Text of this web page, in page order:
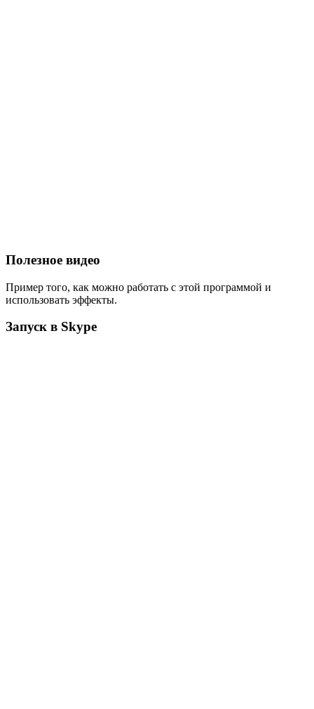
Полезное видео
Пример того, как можно работать с этой программой и
использовать эффекты.
Запуск в Skype